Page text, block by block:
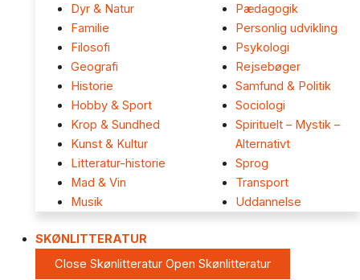
Dyr & Natur
Familie
Filosofi
Geografi
Historie
Hobby & Sport
Krop & Sundhed
Kunst & Kultur
Litteratur-historie
Mad & Vin
Musik
Pædagogik
Personlig udvikling
Psykologi
Rejsebøger
Samfund & Politik
Sociologi
Spirituelt – Mystik –
Alternativt
Sprog
Transport
Uddannelse
SKØNLITTERATUR
Close Skønlitteratur Open Skønlitteratur